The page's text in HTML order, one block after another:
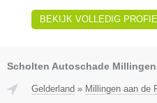
BEKIJK VOLLEDIG
Scholten Autoschade Millingen
Gelderland » Millingen aan de